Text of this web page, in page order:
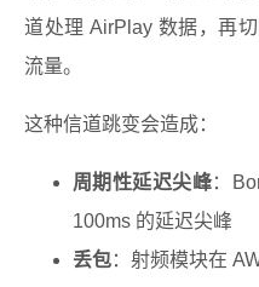
道处理 AirPlay 数据，再
流量。
这种信道跳变会造成：
周期性延迟尖峰：
100ms 的延迟尖峰
丢包：射频模块在